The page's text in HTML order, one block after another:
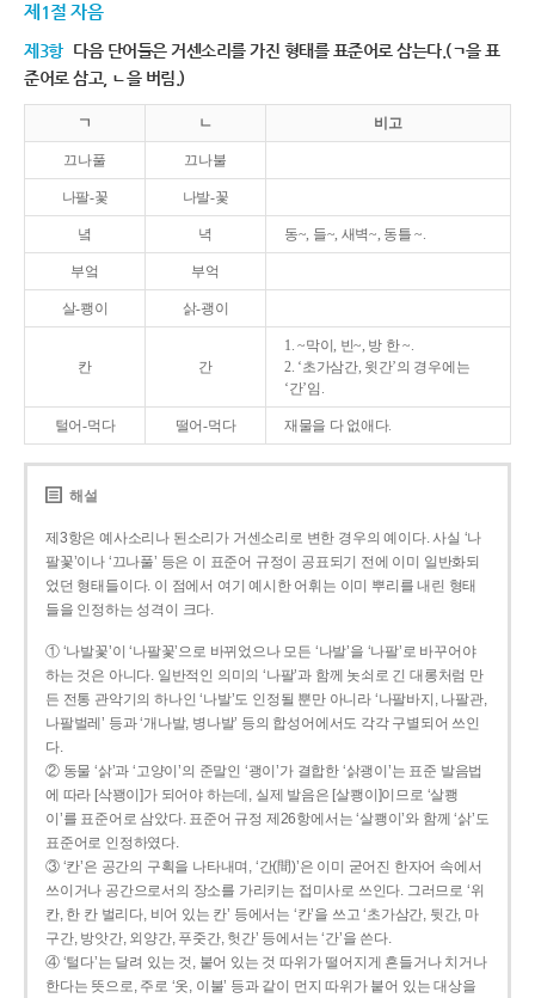
제1절 자음
제3항 다음 단어들은 거센소리를 가진 형태를 표준어로 삼는다.(ㄱ을 표
준어로 삼고, ㄴ을 버림.)
ㄱ ㄴ 비고
끄나풀 끄나불
나팔-꽃 나발-꽃
녘 녁 동~, 들~, 새벽~, 동틀 ~.
부엌 부억
살-쾡이 삵-괭이
칸 간
1. ~막이, 빈~, 방 한 ~.
2. ‘초가삼간, 윗간’의 경우에는
‘간’임.
털어-먹다 떨어-먹다 재물을 다 없애다.
해설
제3항은 예사소리나 된소리가 거센소리로 변한 경우의 예이다. 사실 ‘나
팔꽃’이나 ‘끄나풀’ 등은 이 표준어 규정이 공표되기 전에 이미 일반화되
었던 형태들이다. 이 점에서 여기 예시한 어휘는 이미 뿌리를 내린 형태
들을 인정하는 성격이 크다.
① ‘나발꽃’이 ‘나팔꽃’으로 바뀌었으나 모든 ‘나발’을 ‘나팔’로 바꾸어야
하는 것은 아니다. 일반적인 의미의 ‘나팔’과 함께 놋쇠로 긴 대롱처럼 만
든 전통 관악기의 하나인 ‘나발’도 인정될 뿐만 아니라 ‘나팔바지, 나팔관,
나팔벌레’ 등과 ‘개나발, 병나발’ 등의 합성어에서도 각각 구별되어 쓰인
다.
② 동물 ‘삵’과 ‘고양이’의 준말인 ‘괭이’가 결합한 ‘삵괭이’는 표준 발음법
에 따라 [삭꽹이]가 되어야 하는데, 실제 발음은 [살쾡이]이므로 ‘살쾡
이’를 표준어로 삼았다. 표준어 규정 제26항에서는 ‘살쾡이’와 함께 ‘삵’도
표준어로 인정하였다.
③ ‘칸’은 공간의 구획을 나타내며, ‘간(間)’은 이미 굳어진 한자어 속에서
쓰이거나 공간으로서의 장소를 가리키는 접미사로 쓰인다. 그러므로 ‘위
칸, 한 칸 벌리다, 비어 있는 칸’ 등에서는 ‘칸’을 쓰고 ‘초가삼간, 뒷간, 마
구간, 방앗간, 외양간, 푸줏간, 헛간’ 등에서는 ‘간’을 쓴다.
④ ‘털다’는 달려 있는 것, 붙어 있는 것 따위가 떨어지게 흔들거나 치거나
한다는 뜻으로, 주로 ‘옷, 이불’ 등과 같이 먼지 따위가 붙어 있는 대상을